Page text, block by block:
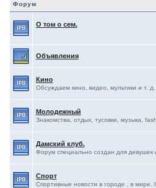
Форум
О том о сем.
Объявления
Кино
Обсуждаем кино, видео, мультики и т. д.
Молодежный
Знакомства, отдых, тусовки, музыка,
Дамский клуб.
Форум специально создан для девушек
Спорт
Спортивные новости в городе , в мире.